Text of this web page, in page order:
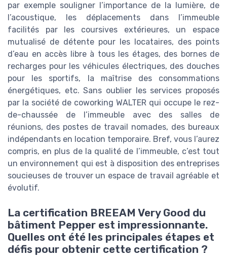
par exemple souligner l’importance de la lumière, de
l’acoustique, les déplacements dans l’immeuble
facilités par les coursives extérieures, un espace
mutualisé de détente pour les locataires, des points
d’eau en accès libre à tous les étages, des bornes de
recharges pour les véhicules électriques, des douches
pour les sportifs, la maîtrise des consommations
énergétiques, etc. Sans oublier les services proposés
par la société de coworking WALTER qui occupe le rez-
de-chaussée de l’immeuble avec des salles de
réunions, des postes de travail nomades, des bureaux
indépendants en location temporaire. Bref, vous l’aurez
compris, en plus de la qualité de l’immeuble, c’est tout
un environnement qui est à disposition des entreprises
soucieuses de trouver un espace de travail agréable et
évolutif.
La certification BREEAM Very Good du
bâtiment Pepper est impressionnante.
Quelles ont été les principales étapes et
défis pour obtenir cette certification ?